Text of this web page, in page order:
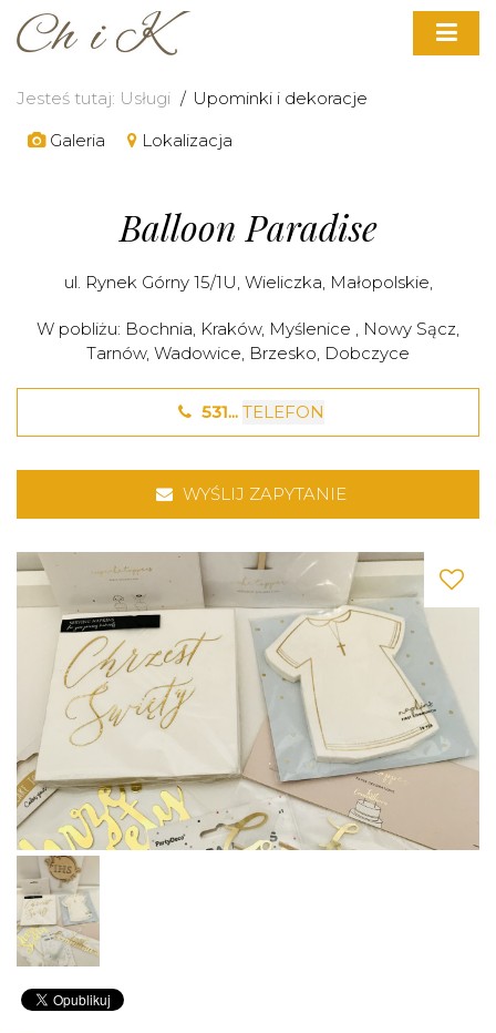
Jesteś tutaj: Usługi
Upominki i dekoracje
Galeria
Lokalizacja
Balloon Paradise
ul. Rynek Górny 15/1U, Wieliczka, Małopolskie,
W pobliżu: Bochnia, Kraków, Myślenice , Nowy Sącz,
Tarnów, Wadowice, Brzesko, Dobczyce
531... TELEFON
WYŚLIJ ZAPYTANIE